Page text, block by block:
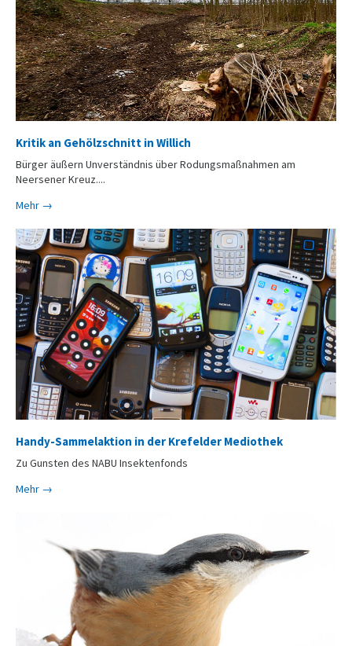
Kritik an Gehölzschnitt in Willich
Bürger äußern Unverständnis über Rodungsmaßnahmen am
Neersener Kreuz....
Mehr →
Handy-Sammelaktion in der Krefelder Mediothek
Zu Gunsten des NABU Insektenfonds
Mehr →